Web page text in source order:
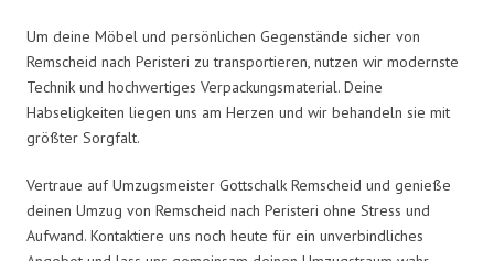
Um deine Möbel und persönlichen Gegenstände sicher von
Remscheid nach Peristeri zu transportieren, nutzen wir modernste
Technik und hochwertiges Verpackungsmaterial. Deine
Habseligkeiten liegen uns am Herzen und wir behandeln sie mit
größter Sorgfalt.
Vertraue auf Umzugsmeister Gottschalk Remscheid und genieße
deinen Umzug von Remscheid nach Peristeri ohne Stress und
Aufwand. Kontaktiere uns noch heute für ein unverbindliches